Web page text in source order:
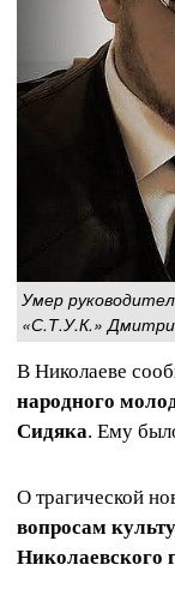
Умер
«С.Т.У.К.»
В Николаеве
народного
Сидяка. Ему
О трагической
вопросам
Николаевского